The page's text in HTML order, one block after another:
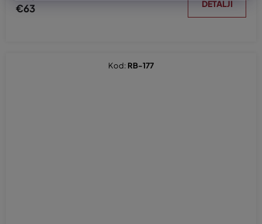
€63 DETALJI
Kod: RB-177